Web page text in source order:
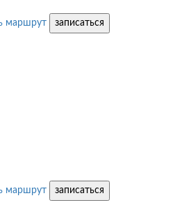
маршрут
записаться
маршрут
записаться